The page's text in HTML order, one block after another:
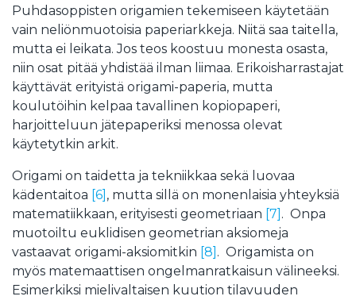
Puhdasoppisten origamien tekemiseen käytetään
vain neliönmuotoisia paperiarkkeja. Niitä saa taitella,
mutta ei leikata. Jos teos koostuu monesta osasta,
niin osat pitää yhdistää ilman liimaa. Erikoisharrastajat
käyttävät erityistä origami-paperia, mutta
koulutöihin kelpaa tavallinen kopiopaperi,
harjoitteluun jätepaperiksi menossa olevat
käytetytkin arkit.
Origami on taidetta ja tekniikkaa sekä luovaa
kädentaitoa [6] , mutta sillä on monenlaisia yhteyksiä
matematiikkaan, erityisesti geometriaan [7] . Onpa
muotoiltu euklidisen geometrian aksiomeja
vastaavat origami-aksiomitkin [8] . Origamista on
myös matemaattisen ongelmanratkaisun välineeksi.
Esimerkiksi mielivaltaisen kuution tilavuuden